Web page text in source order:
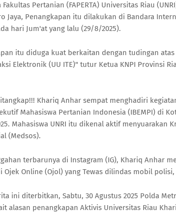
Fakultas Pertanian (FAPERTA) Universitas Riau
Jaya, Penangkapan itu dilakukan di Bandara
hari Jum'at yang lalu (29/8/2025).
itu diduga kuat berkaitan dengan tudingan
Elektronik (UU ITE)" tutur Ketua KNPI Provinsi
Khariq Anhar sempat menghadiri
Mahasiswa Pertanian Indonesia (IBEMPI) di
Mahasiswa UNRI itu dikenal aktif menyuarakan
(Medsos).
terbarunya di Instagram (IG), Khariq Anhar
Ojek Online (Ojol) yang Tewas dilindas mobil
ini diterbitkan, Sabtu, 30 Agustus 2025 Polda
alasan penangkapan Aktivis Universitas Riau